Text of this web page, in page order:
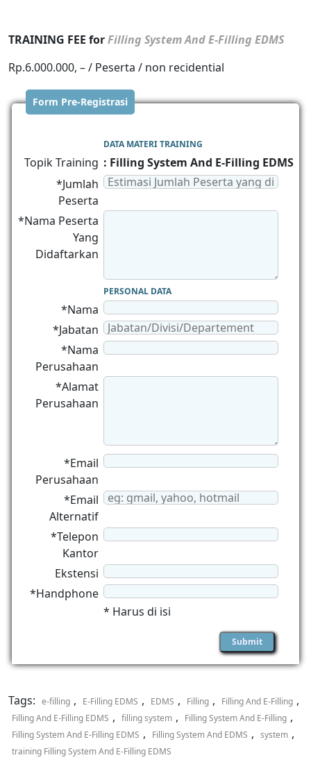
TRAINING FEE forFilling System And E-Filling EDMS
Rp.6.000.000, – / Peserta / non recidential
Form Pre-Registrasi
DATA MATERI TRAINING
Topik Training : Filling System And E-Filling EDMS
*Jumlah
Peserta
*Nama Peserta
Yang
Didaftarkan
PERSONAL DATA
*Nama
*Jabatan
*Nama
Perusahaan
*Alamat
Perusahaan
*Email
Perusahaan
*Email
Alternatif
*Telepon
Kantor
Ekstensi
*Handphone
* Harus di isi
Tags: e-filling , E-Filling EDMS , EDMS , Filling , Filling And E-Filling ,
Filling And E-Filling EDMS , filling system , Filling System And E-Filling ,
Filling System And E-Filling EDMS , Filling System And EDMS , system ,
training Filling System And E-Filling EDMS